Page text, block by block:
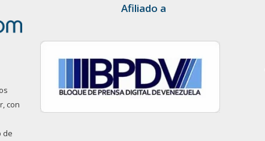
con
de
Afiliado a